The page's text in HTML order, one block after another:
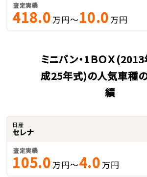
査定実績
418.0 万円～10.0 万円
ミニバン・1ＢＯＸ
成25年式)の人気車種
績
日産
セレナ
査定実績
105.0 万円～4.0 万円